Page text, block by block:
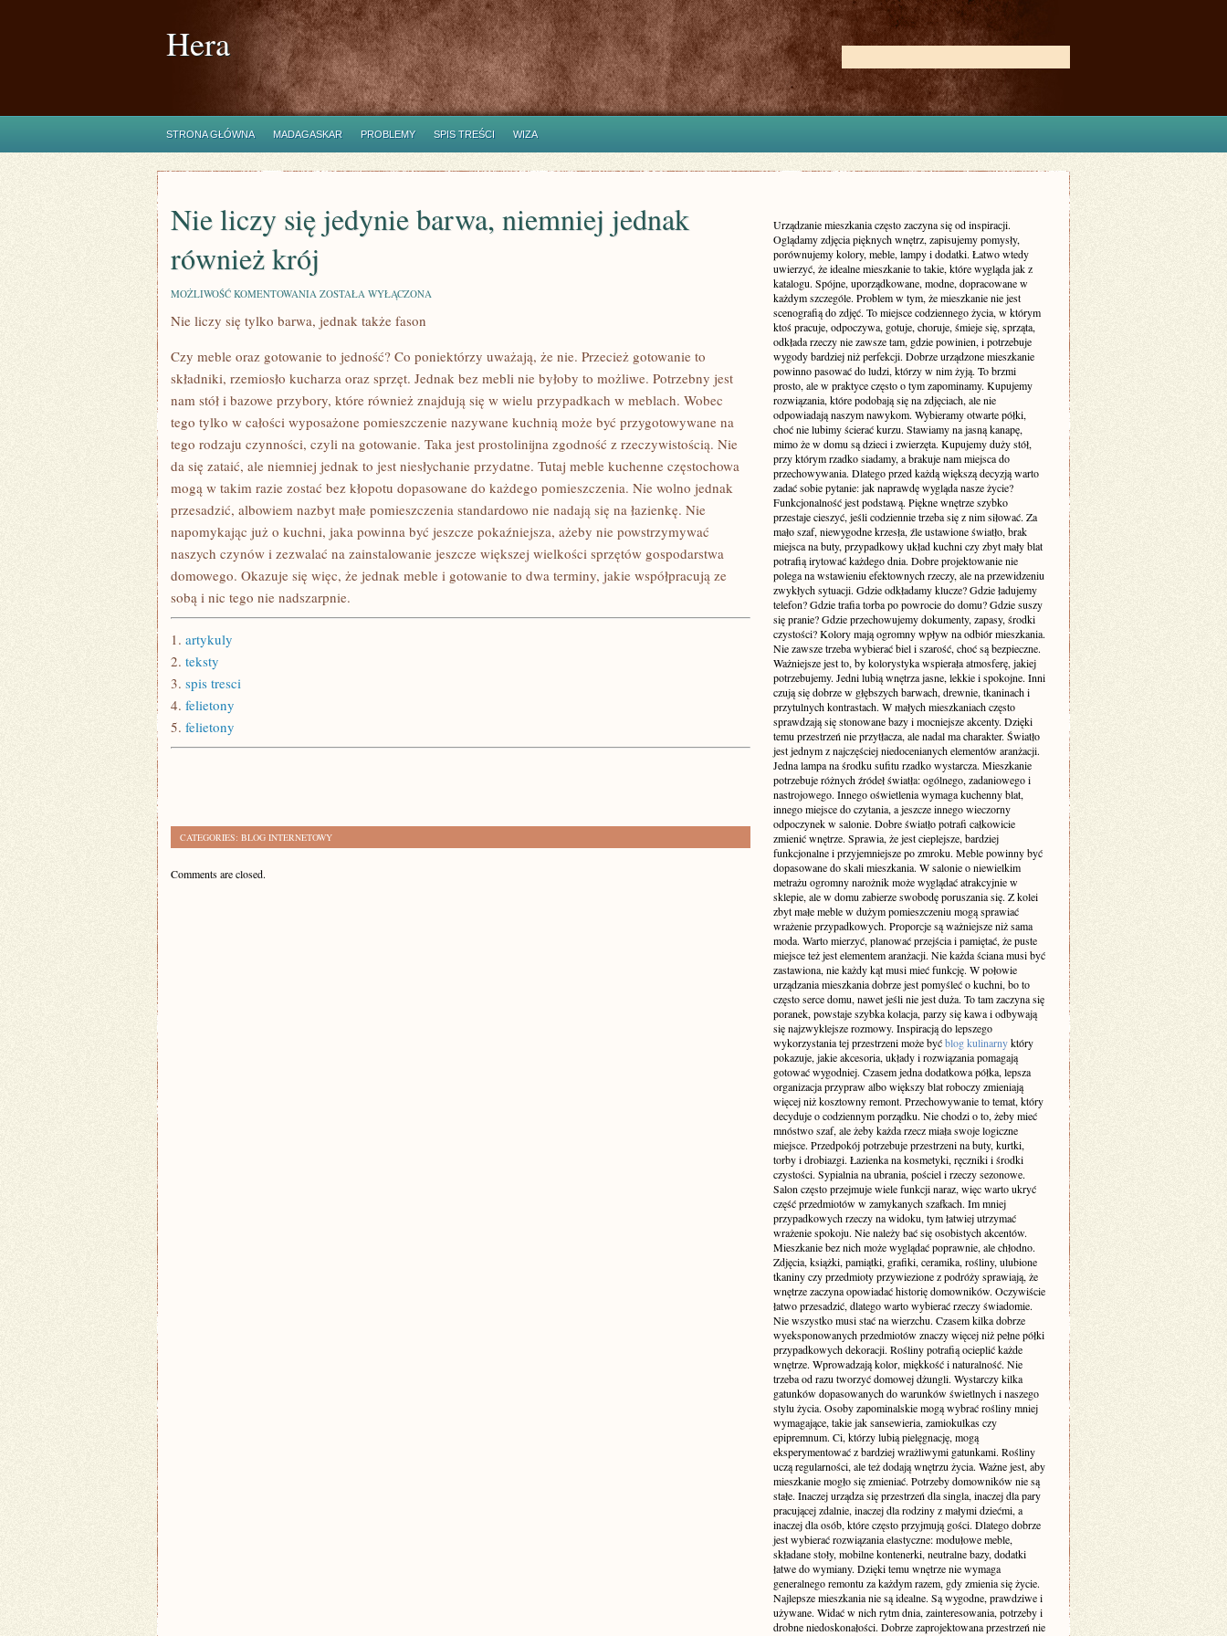
Hera
STRONA GŁÓWNA MADAGASKAR PROBLEMY SPIS TREŚCI WIZA
Nie liczy się jedynie barwa, niemniej jednak
również krój
MOŻLIWOŚĆ KOMENTOWANIA NIE
SIĘ
JEDYNIE
NIEMNIEJ
JEDNAK
KRÓJ
ZOSTAŁA WYŁĄCZONA
Nie liczy się tylko barwa, jednak także fason
Czy meble oraz gotowanie to jedność? Co poniektórzy uważają, że nie. Przecież gotowanie to
składniki, rzemiosło kucharza oraz sprzęt. Jednak bez mebli nie byłoby to możliwe. Potrzebny jest
nam stół i bazowe przybory, które również znajdują się w wielu przypadkach w meblach. Wobec
tego tylko w całości wyposażone pomieszczenie nazywane kuchnią może być przygotowywane na
tego rodzaju czynności, czyli na gotowanie. Taka jest prostolinijna zgodność z rzeczywistością. Nie
da się zataić, ale niemniej jednak to jest niesłychanie przydatne. Tutaj meble kuchenne częstochowa
mogą w takim razie zostać bez kłopotu dopasowane do każdego pomieszczenia. Nie wolno jednak
przesadzić, albowiem nazbyt małe pomieszczenia standardowo nie nadają się na łazienkę. Nie
napomykając już o kuchni, jaka powinna być jeszcze pokaźniejsza, ażeby nie powstrzymywać
naszych czynów i zezwalać na zainstalowanie jeszcze większej wielkości sprzętów gospodarstwa
domowego. Okazuje się więc, że jednak meble i gotowanie to dwa terminy, jakie współpracują ze
sobą i nic tego nie nadszarpnie.
1. artykuly
2. teksty
3. spis tresci
4. felietony
5. felietony
CATEGORIES: BLOG INTERNETOWY
Comments are closed.
Urządzanie mieszkania często zaczyna się od inspiracji.
Oglądamy zdjęcia pięknych wnętrz, zapisujemy pomysły,
porównujemy kolory, meble, lampy i dodatki. Łatwo wtedy
uwierzyć, że idealne mieszkanie to takie, które wygląda jak z
katalogu. Spójne, uporządkowane, modne, dopracowane w
każdym szczególe. Problem w tym, że mieszkanie nie jest
scenografią do zdjęć. To miejsce codziennego życia, w którym
ktoś pracuje, odpoczywa, gotuje, choruje, śmieje się, sprząta,
odkłada rzeczy nie zawsze tam, gdzie powinien, i potrzebuje
wygody bardziej niż perfekcji. Dobrze urządzone mieszkanie
powinno pasować do ludzi, którzy w nim żyją. To brzmi
prosto, ale w praktyce często o tym zapominamy. Kupujemy
rozwiązania, które podobają się na zdjęciach, ale nie
odpowiadają naszym nawykom. Wybieramy otwarte półki,
choć nie lubimy ścierać kurzu. Stawiamy na jasną kanapę,
mimo że w domu są dzieci i zwierzęta. Kupujemy duży stół,
przy którym rzadko siadamy, a brakuje nam miejsca do
przechowywania. Dlatego przed każdą większą decyzją warto
zadać sobie pytanie: jak naprawdę wygląda nasze życie?
Funkcjonalność jest podstawą. Piękne wnętrze szybko
przestaje cieszyć, jeśli codziennie trzeba się z nim siłować. Za
mało szaf, niewygodne krzesła, źle ustawione światło, brak
miejsca na buty, przypadkowy układ kuchni czy zbyt mały blat
potrafią irytować każdego dnia. Dobre projektowanie nie
polega na wstawieniu efektownych rzeczy, ale na przewidzeniu
zwykłych sytuacji. Gdzie odkładamy klucze? Gdzie ładujemy
telefon? Gdzie trafia torba po powrocie do domu? Gdzie suszy
się pranie? Gdzie przechowujemy dokumenty, zapasy, środki
czystości? Kolory mają ogromny wpływ na odbiór mieszkania.
Nie zawsze trzeba wybierać biel i szarość, choć są bezpieczne.
Ważniejsze jest to, by kolorystyka wspierała atmosferę, jakiej
potrzebujemy. Jedni lubią wnętrza jasne, lekkie i spokojne. Inni
czują się dobrze w głębszych barwach, drewnie, tkaninach i
przytulnych kontrastach. W małych mieszkaniach często
sprawdzają się stonowane bazy i mocniejsze akcenty. Dzięki
temu przestrzeń nie przytłacza, ale nadal ma charakter. Światło
jest jednym z najczęściej niedocenianych elementów aranżacji.
Jedna lampa na środku sufitu rzadko wystarcza. Mieszkanie
potrzebuje różnych źródeł światła: ogólnego, zadaniowego i
nastrojowego. Innego oświetlenia wymaga kuchenny blat,
innego miejsce do czytania, a jeszcze innego wieczorny
odpoczynek w salonie. Dobre światło potrafi całkowicie
zmienić wnętrze. Sprawia, że jest cieplejsze, bardziej
funkcjonalne i przyjemniejsze po zmroku. Meble powinny być
dopasowane do skali mieszkania. W salonie o niewielkim
metrażu ogromny narożnik może wyglądać atrakcyjnie w
sklepie, ale w domu zabierze swobodę poruszania się. Z kolei
zbyt małe meble w dużym pomieszczeniu mogą sprawiać
wrażenie przypadkowych. Proporcje są ważniejsze niż sama
moda. Warto mierzyć, planować przejścia i pamiętać, że puste
miejsce też jest elementem aranżacji. Nie każda ściana musi być
zastawiona, nie każdy kąt musi mieć funkcję. W połowie
urządzania mieszkania dobrze jest pomyśleć o kuchni, bo to
często serce domu, nawet jeśli nie jest duża. To tam zaczyna się
poranek, powstaje szybka kolacja, parzy się kawa i odbywają
się najzwyklejsze rozmowy. Inspiracją do lepszego
wykorzystania tej przestrzeni może byćblog kulinarnyktóry
pokazuje, jakie akcesoria, układy i rozwiązania pomagają
gotować wygodniej. Czasem jedna dodatkowa półka, lepsza
organizacja przypraw albo większy blat roboczy zmieniają
więcej niż kosztowny remont. Przechowywanie to temat, który
decyduje o codziennym porządku. Nie chodzi o to, żeby mieć
mnóstwo szaf, ale żeby każda rzecz miała swoje logiczne
miejsce. Przedpokój potrzebuje przestrzeni na buty, kurtki,
torby i drobiazgi. Łazienka na kosmetyki, ręczniki i środki
czystości. Sypialnia na ubrania, pościel i rzeczy sezonowe.
Salon często przejmuje wiele funkcji naraz, więc warto ukryć
część przedmiotów w zamykanych szafkach. Im mniej
przypadkowych rzeczy na widoku, tym łatwiej utrzymać
wrażenie spokoju. Nie należy bać się osobistych akcentów.
Mieszkanie bez nich może wyglądać poprawnie, ale chłodno.
Zdjęcia, książki, pamiątki, grafiki, ceramika, rośliny, ulubione
tkaniny czy przedmioty przywiezione z podróży sprawiają, że
wnętrze zaczyna opowiadać historię domowników. Oczywiście
łatwo przesadzić, dlatego warto wybierać rzeczy świadomie.
Nie wszystko musi stać na wierzchu. Czasem kilka dobrze
wyeksponowanych przedmiotów znaczy więcej niż pełne półki
przypadkowych dekoracji. Rośliny potrafią ocieplić każde
wnętrze. Wprowadzają kolor, miękkość i naturalność. Nie
trzeba od razu tworzyć domowej dżungli. Wystarczy kilka
gatunków dopasowanych do warunków świetlnych i naszego
stylu życia. Osoby zapominalskie mogą wybrać rośliny mniej
wymagające, takie jak sansewieria, zamiokulkas czy
epipremnum. Ci, którzy lubią pielęgnację, mogą
eksperymentować z bardziej wrażliwymi gatunkami. Rośliny
uczą regularności, ale też dodają wnętrzu życia. Ważne jest, aby
mieszkanie mogło się zmieniać. Potrzeby domowników nie są
stałe. Inaczej urządza się przestrzeń dla singla, inaczej dla pary
pracującej zdalnie, inaczej dla rodziny z małymi dziećmi, a
inaczej dla osób, które często przyjmują gości. Dlatego dobrze
jest wybierać rozwiązania elastyczne: modułowe meble,
składane stoły, mobilne kontenerki, neutralne bazy, dodatki
łatwe do wymiany. Dzięki temu wnętrze nie wymaga
generalnego remontu za każdym razem, gdy zmienia się życie.
Najlepsze mieszkania nie są idealne. Są wygodne, prawdziwe i
używane. Widać w nich rytm dnia, zainteresowania, potrzeby i
drobne niedoskonałości. Dobrze zaprojektowana przestrzeń nie